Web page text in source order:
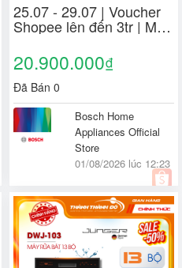
25.07 - 29.07 | Voucher
Shopee lên đến 3tr | Máy
Rửa Chén Độc Lập 12
Bộ Bosch SMS26AI00Q -
Series 2 (60cm)
20.900.000₫
Đã Bán 0
Bosch Home
Appliances Official
Store
01/08/2026 lúc 12:23